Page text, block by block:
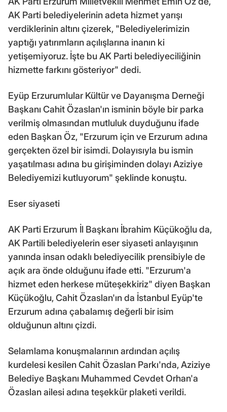
AK Parti belediyelerinin adeta hizmet yarışı
verdiklerinin altını çizerek, "Belediyelerimizin
yaptığı yatırımların açılışlarına inanın ki
yetişemiyoruz. İşte bu AK Parti belediyeciliğinin
hizmette farkını gösteriyor" dedi.
Eyüp Erzurumlular Kültür ve Dayanışma Derneği
Başkanı Cahit Özaslan'ın isminin böyle bir parka
verilmiş olmasından mutluluk duyduğunu ifade
eden Başkan Öz, "Erzurum için ve Erzurum adına
gerçekten özel bir isimdi. Dolayısıyla bu ismin
yaşatılması adına bu girişiminden dolayı Aziziye
Belediyemizi kutluyorum" şeklinde konuştu.
Eser siyaseti
AK Parti Erzurum İl Başkanı İbrahim Küçükoğlu da,
AK Partili belediyelerin eser siyaseti anlayışının
yanında insan odaklı belediyecilik prensibiyle de
açık ara önde olduğunu ifade etti. "Erzurum'a
hizmet eden herkese müteşekkiriz" diyen Başkan
Küçükoğlu, Cahit Özaslan'ın da İstanbul Eyüp'te
Erzurum adına çabalamış değerli bir isim
olduğunun altını çizdi.
Selamlama konuşmalarının ardından açılış
kurdelesi kesilen Cahit Özaslan Parkı'nda, Aziziye
Belediye Başkanı Muhammed Cevdet Orhan'a
Özaslan ailesi adına teşekkür plaketi verildi.